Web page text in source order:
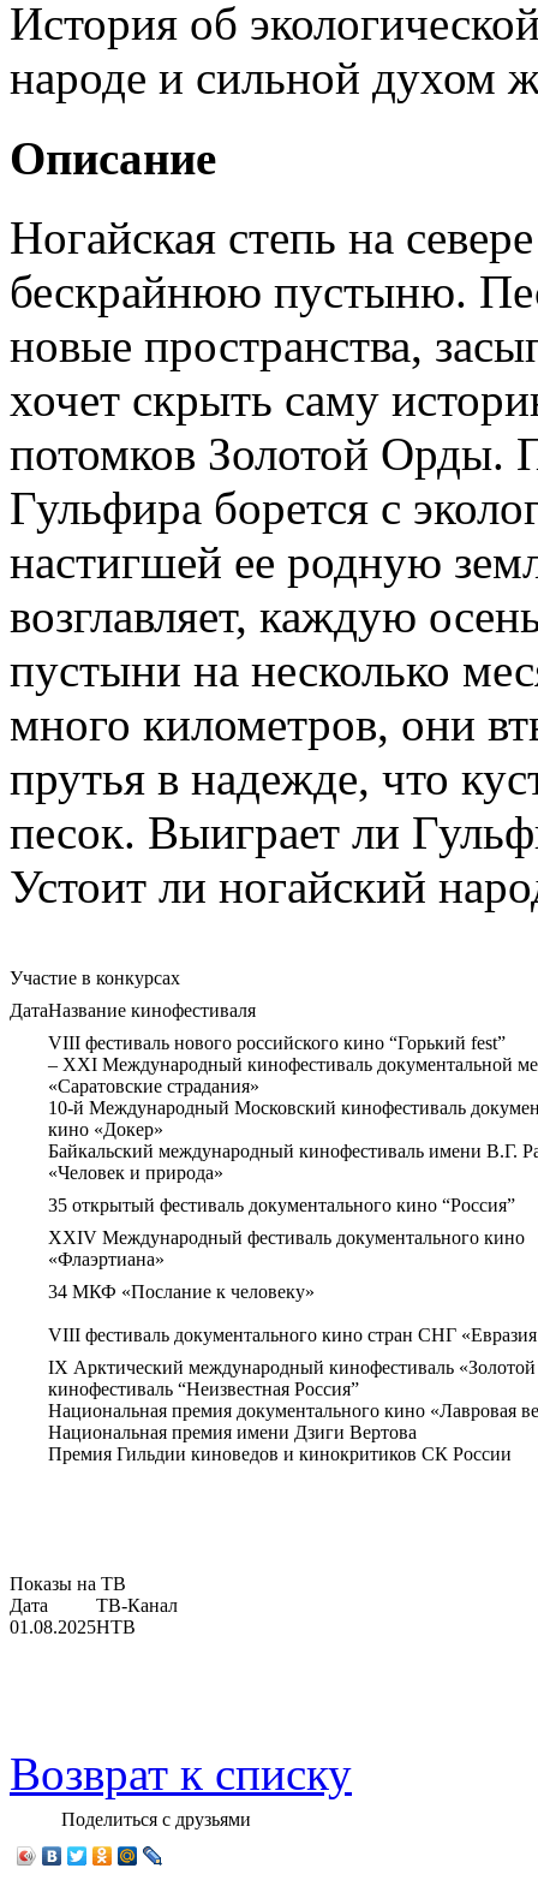
История об
народе и сильной духом
Описание
Ногайская степь на
бескрайнюю пустыню.
новые пространства,
хочет скрыть саму
потомков Золотой Орды.
Гульфира борется с
настигшей ее родную
возглавляет, каждую
пустыни на несколько
много километров, они
прутья в надежде, что
песок. Выиграет ли
Устоит ли ногайский
Участие в конкурсах
ДатаНазвание кинофестиваля
VIII фестиваль нового российского кино “Горький fest”
– XXI Международный кинофестиваль документальной
«Саратовские страдания»
10-й Международный Московский кинофестиваль
кино «Докер»
Байкальский международный кинофестиваль имени В.Г.
«Человек и природа»
35 открытый фестиваль документального кино “Россия”
XXIV Международный фестиваль документального кино
«Флаэртиана»
34 МКФ «Послание к человеку»
VIII фестиваль документального кино стран СНГ
IX Арктический международный кинофестиваль
кинофестиваль “Неизвестная Россия”
Национальная премия документального кино «Лавровая
Национальная премия имени Дзиги Вертова
Премия Гильдии киноведов и кинокритиков СК России
Показы на ТВ
Дата
ТВ-Канал
01.08.2025НТВ
Возврат к списку
Поделиться с друзьями